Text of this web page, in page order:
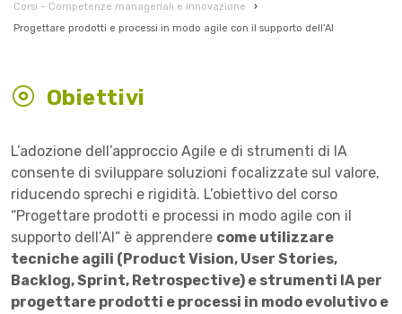
Corsi – Competenze manageriali e innovazione
›
Progettare prodotti e processi in modo agile con il supporto dell’AI
Obiettivi
L’adozione dell’approccio Agile e di strumenti di IA
consente di sviluppare soluzioni focalizzate sul valore,
riducendo sprechi e rigidità. L’obiettivo del corso
“Progettare prodotti e processi in modo agile con il
supporto dell’AI” è apprendere come utilizzare
tecniche agili (Product Vision, User Stories,
Backlog, Sprint, Retrospective) e strumenti IA per
progettare prodotti e processi in modo evolutivo e